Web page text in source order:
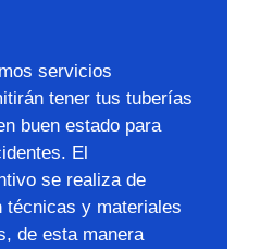
servicios
tener tus tuberías
buen estado para
El
se realiza de
técnicas y materiales
de esta manera